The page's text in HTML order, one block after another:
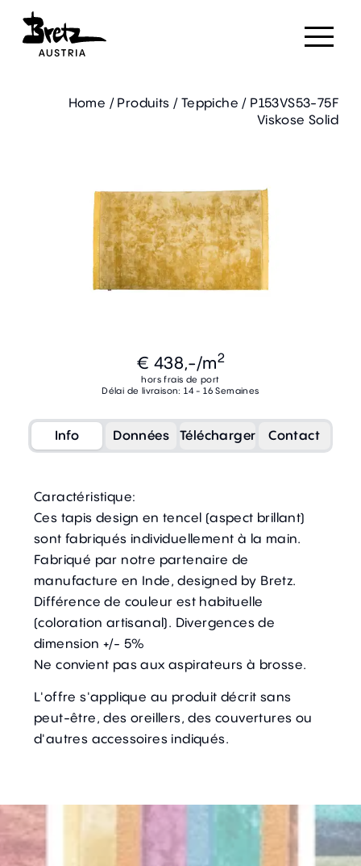
Home / Produits / Teppiche / P153VS53-75F
Viskose Solid
€ 438,-/m2
hors frais de port
Délai de livraison: 14 - 16 Semaines
Info Données Télécharger Contact
Caractéristique:
Ces tapis design en tencel (aspect brillant)
sont fabriqués individuellement à la main.
Fabriqué par notre partenaire de
manufacture en Inde, designed by Bretz.
Différence de couleur est habituelle
(coloration artisanal). Divergences de
dimension +/- 5%
Ne convient pas aux aspirateurs à brosse.
L'offre s'applique au produit décrit sans
peut-être, des oreillers, des couvertures ou
d'autres accessoires indiqués.